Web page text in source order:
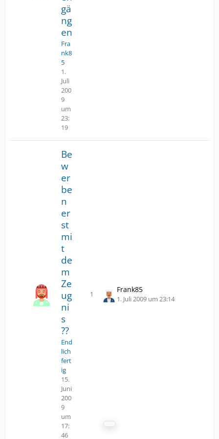
gä
ng
en
Fra
nk8
5
1.
Juli
200
9
um
23:
19
Be
w
er
be
n
er
st
mi
t
de
m
Ze
ug
ni
s
??
End
lich
fert
ig
15.
Juni
200
9
um
17:
46
1
Antworten
Frank85
1. Juli 2009 um 23:14
Z